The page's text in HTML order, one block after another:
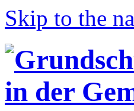
Skip to the